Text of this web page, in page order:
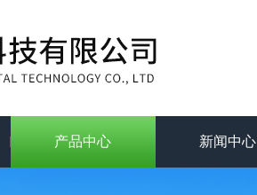
产品中心 新闻中心